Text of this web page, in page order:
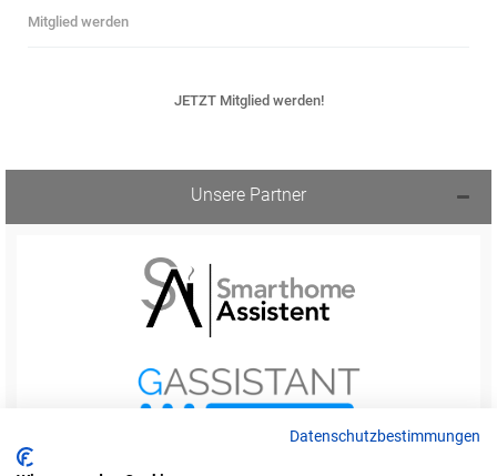
Mitglied werden
JETZT Mitglied werden!
Unsere Partner
Datenschutzbestimmungen